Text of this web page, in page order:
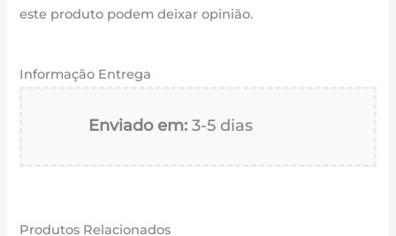
este produto podem deixar opinião.
Informação Entrega
Enviado em: 3-5 dias
Produtos Relacionados